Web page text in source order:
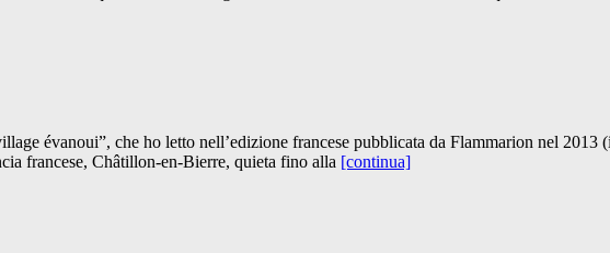
évanoui”, che ho letto nell’edizione francese pubblicata da Flammarion nel 2013
francese, Châtillon-en-Bierre, quieta fino alla [continua]